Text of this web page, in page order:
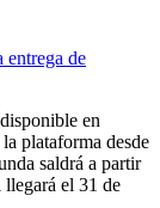
entrega de
en
plataforma desde
saldrá a partir
el 31 de